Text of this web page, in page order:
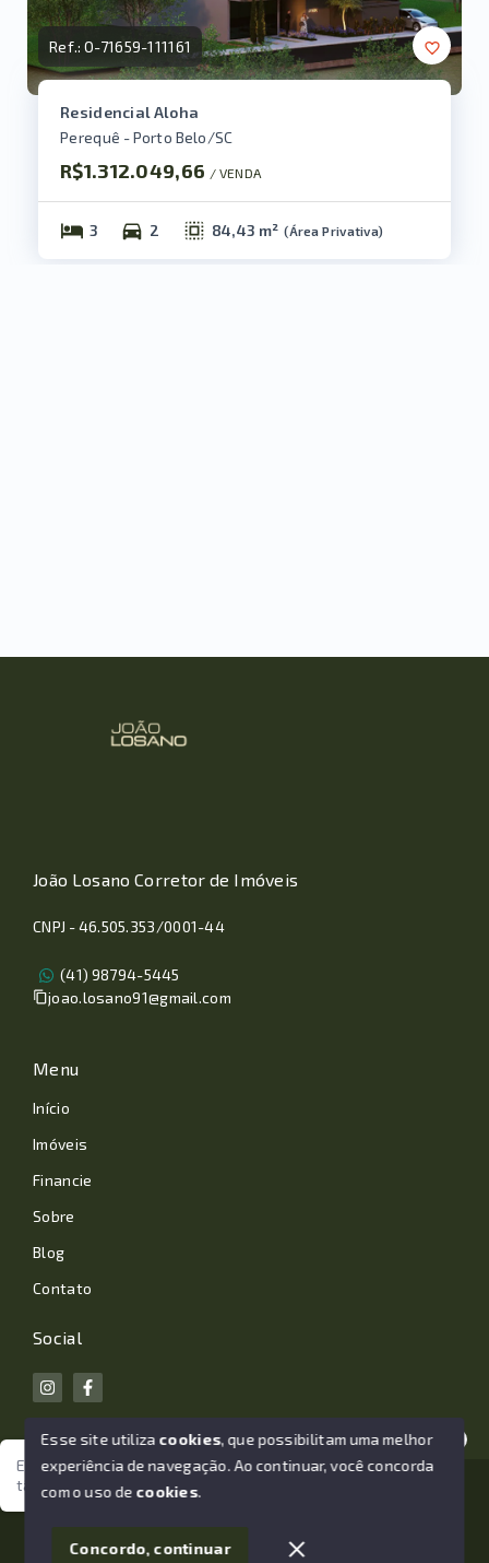
Ref.:O-71659-111161
Residencial Aloha
Perequê - Porto Belo/SC
R$1.312.049,66 / VENDA
3 2 84,43 m² (Área Privativa)
Estamos aqui para te ajudar. Vamos juntos nessa jornada
tão importante da sua vida?
João Losano Corretor de Imóveis
CNPJ - 46.505.353/0001-44
(41) 98794-5445
joao.losano91@gmail.com
Menu
Início
Imóveis
Financie
Sobre
Blog
Contato
Social
© Copyright 2026 - João Losano Corretor de Imóveis -
SITE PARA IMOBILIARIA
Esse site utiliza cookies, que possibilitam uma melhor
experiência de navegação.Ao continuar, você concorda
com o uso de cookies.
Concordo, continuar